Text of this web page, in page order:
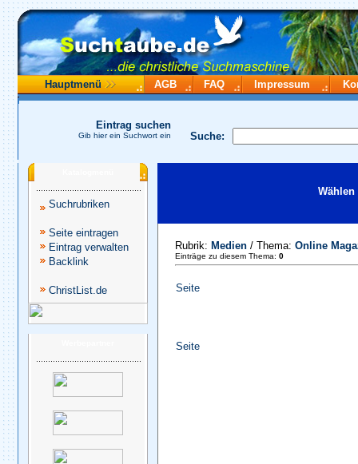
Hauptmenü AGB FAQ Impressum
Suche:
Eintrag suchen
Gib hier ein Suchwort ein
Suchrubriken
Seite eintragen
Eintrag verwalten
Backlink
ChristList.de
Rubrik: Medien / Thema: Online
Einträge zu diesem Thema: 0
Seite
Seite